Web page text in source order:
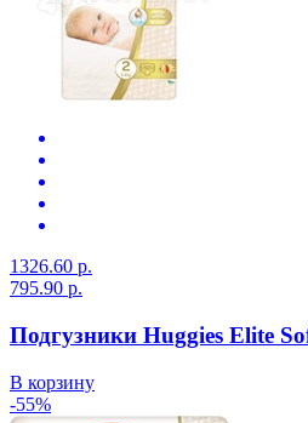
1326.60 р.
795.90 р.
Подгузники Huggies Elite
В корзину
-55%